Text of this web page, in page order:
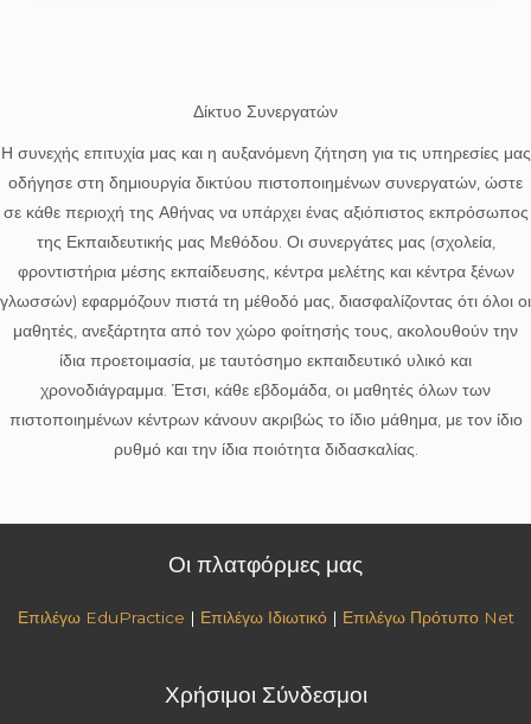
Δίκτυο Συνεργατών
Η συνεχής επιτυχία μας και η αυξανόμενη ζήτηση για τις υπηρεσίες μας
οδήγησε στη δημιουργία δικτύου πιστοποιημένων συνεργατών, ώστε
σε κάθε περιοχή της Αθήνας να υπάρχει ένας αξιόπιστος εκπρόσωπος
της Εκπαιδευτικής μας Μεθόδου. Οι συνεργάτες μας (σχολεία,
φροντιστήρια μέσης εκπαίδευσης, κέντρα μελέτης και κέντρα ξένων
γλωσσών) εφαρμόζουν πιστά τη μέθοδό μας, διασφαλίζοντας ότι όλοι οι
μαθητές, ανεξάρτητα από τον χώρο φοίτησής τους, ακολουθούν την
ίδια προετοιμασία, με ταυτόσημο εκπαιδευτικό υλικό και
χρονοδιάγραμμα. Έτσι, κάθε εβδομάδα, οι μαθητές όλων των
πιστοποιημένων κέντρων κάνουν ακριβώς το ίδιο μάθημα, με τον ίδιο
ρυθμό και την ίδια ποιότητα διδασκαλίας.
Οι πλατφόρμες μας
Επιλέγω EduPractice | Επιλέγω Ιδιωτικό| Επιλέγω Πρότυπο Net
Χρήσιμοι Σύνδεσμοι